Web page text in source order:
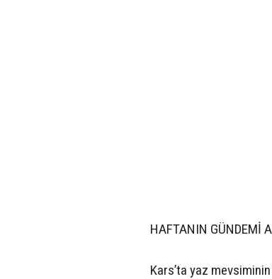
HAFTANIN GÜNDEMİ
Kars’ta yaz